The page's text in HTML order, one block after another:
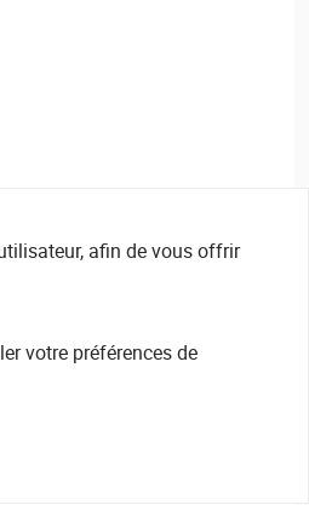
afin de vous offrir
votre préférences de